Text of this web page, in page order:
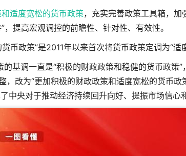
适度宽松的货币政策，充实完善政策工具箱，
，提高宏观调控的前瞻性、针对性、有效性。
币政策”是2011年以来首次将货币政策定调为“适
基调一直是“积极的财政政策和稳健的货币政策”
，改为“更加积极的财政政策和适度宽松的货币政
中央对于推动经济持续回升向好、提振市场信心